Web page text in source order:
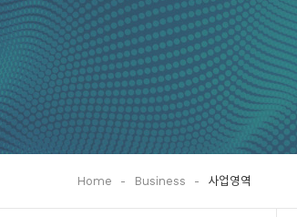
Home - Business - 사업영역